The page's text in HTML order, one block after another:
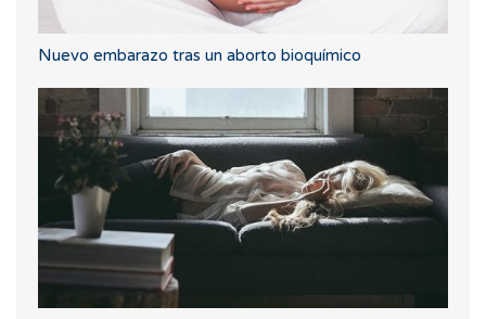
Nuevo embarazo tras un aborto bioquímico